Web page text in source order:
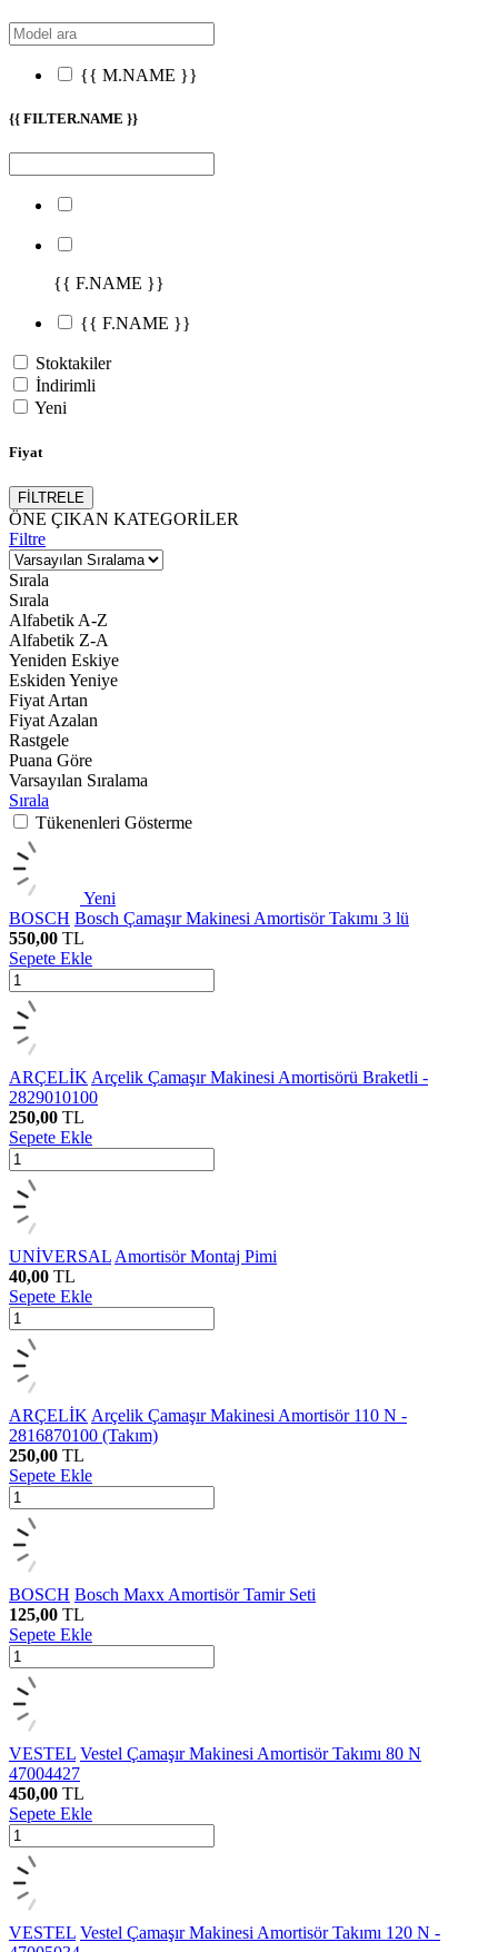
{{ M.NAME }}
{{ FILTER.NAME }}
{{ F.NAME }}
{{ F.NAME }}
Stoktakiler
İndirimli
Yeni
Fiyat
FİLTRELE
ÖNE ÇIKAN KATEGORİLER
Filtre
Sırala
Sırala
Alfabetik A-Z
Alfabetik Z-A
Yeniden Eskiye
Eskiden Yeniye
Fiyat Artan
Fiyat Azalan
Rastgele
Puana Göre
Varsayılan Sıralama
Sırala
Tükenenleri Gösterme
Yeni
BOSCH Bosch Çamaşır Makinesi Amortisör Takımı 3 lü
550,00 TL
Sepete Ekle
ARÇELİK Arçelik Çamaşır Makinesi Amortisörü Braketli -
2829010100
250,00 TL
Sepete Ekle
UNİVERSAL Amortisör Montaj Pimi
40,00 TL
Sepete Ekle
ARÇELİK Arçelik Çamaşır Makinesi Amortisör 110 N -
2816870100 (Takım)
250,00 TL
Sepete Ekle
BOSCH Bosch Maxx Amortisör Tamir Seti
125,00 TL
Sepete Ekle
VESTEL Vestel Çamaşır Makinesi Amortisör Takımı 80 N
47004427
450,00 TL
Sepete Ekle
VESTEL Vestel Çamaşır Makinesi Amortisör Takımı 120 N -